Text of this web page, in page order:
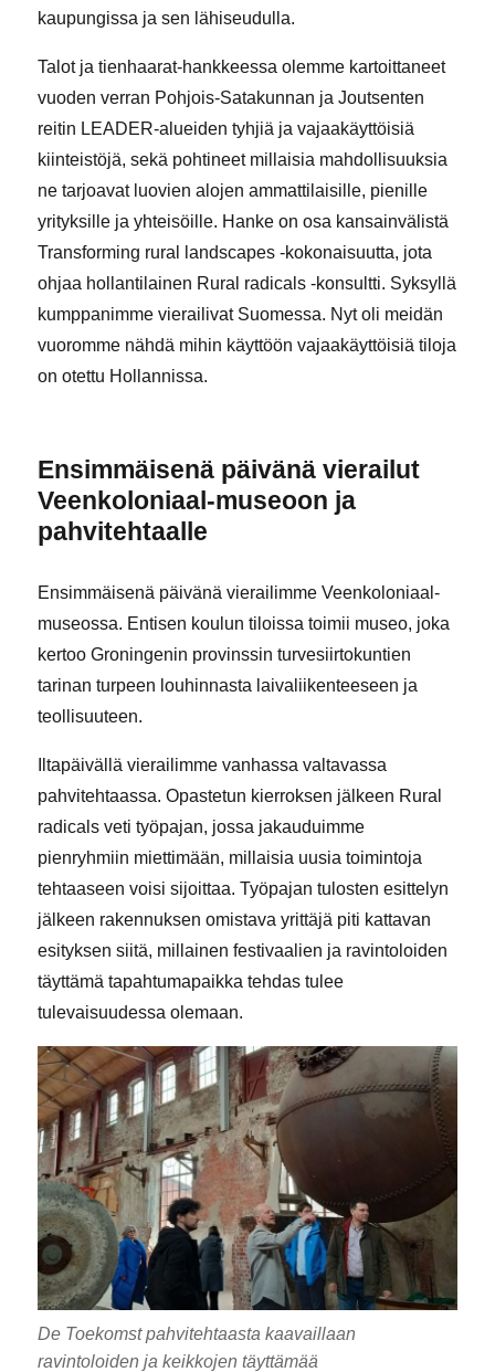
kaupungissa ja sen lähiseudulla.
Talot ja tienhaarat-hankkeessa olemme kartoittaneet
vuoden verran Pohjois-Satakunnan ja Joutsenten
reitin LEADER-alueiden tyhjiä ja vajaakäyttöisiä
kiinteistöjä, sekä pohtineet millaisia mahdollisuuksia
ne tarjoavat luovien alojen ammattilaisille, pienille
yrityksille ja yhteisöille. Hanke on osa kansainvälistä
Transforming rural landscapes -kokonaisuutta, jota
ohjaa hollantilainen Rural radicals -konsultti. Syksyllä
kumppanimme vierailivat Suomessa. Nyt oli meidän
vuoromme nähdä mihin käyttöön vajaakäyttöisiä tiloja
on otettu Hollannissa.
Ensimmäisenä päivänä vierailut
Veenkoloniaal-museoon ja
pahvitehtaalle
Ensimmäisenä päivänä vierailimme Veenkoloniaal-
museossa. Entisen koulun tiloissa toimii museo, joka
kertoo Groningenin provinssin turvesiirtokuntien
tarinan turpeen louhinnasta laivaliikenteeseen ja
teollisuuteen.
Iltapäivällä vierailimme vanhassa valtavassa
pahvitehtaassa. Opastetun kierroksen jälkeen Rural
radicals veti työpajan, jossa jakauduimme
pienryhmiin miettimään, millaisia uusia toimintoja
tehtaaseen voisi sijoittaa. Työpajan tulosten esittelyn
jälkeen rakennuksen omistava yrittäjä piti kattavan
esityksen siitä, millainen festivaalien ja ravintoloiden
täyttämä tapahtumapaikka tehdas tulee
tulevaisuudessa olemaan.
De Toekomst pahvitehtaasta kaavaillaan
ravintoloiden ja keikkojen täyttämää